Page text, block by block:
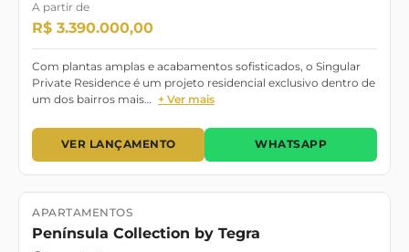
A partir de
R$ 3.390.000,00
Com plantas amplas e acabamentos sofisticados, o Singular
Private Residence é um projeto residencial exclusivo dentro de
um dos bairros mais… + Ver mais
VER LANÇAMENTO WHATSAPP
Lançamento Setembro/2028
APARTAMENTOS
Península Collection by Tegra